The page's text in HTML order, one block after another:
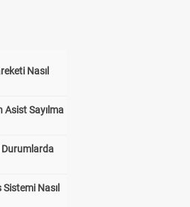
Nasıl
Sayılma
Durumlarda
Nasıl